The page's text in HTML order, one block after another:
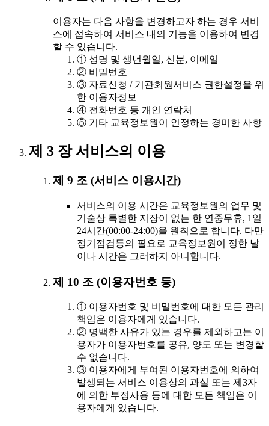
이용자는 다음 사항을 변경하고자 하는 경우 서비
스에 접속하여 서비스 내의 기능을 이용하여 변경
할 수 있습니다.
① 성명 및 생년월일, 신분, 이메일
② 비밀번호
③ 자료신청 / 기관회원서비스 권한설정을 위
한 이용자정보
④ 전화번호 등 개인 연락처
⑤ 기타 교육정보원이 인정하는 경미한 사항
제 3 장 서비스의 이용
제 9 조 (서비스 이용시간)
서비스의 이용 시간은 교육정보원의 업무 및
기술상 특별한 지장이 없는 한 연중무휴, 1일
24시간(00:00-24:00)을 원칙으로 합니다. 다만
정기점검등의 필요로 교육정보원이 정한 날
이나 시간은 그러하지 아니합니다.
제 10 조 (이용자번호 등)
① 이용자번호 및 비밀번호에 대한 모든 관리
책임은 이용자에게 있습니다.
② 명백한 사유가 있는 경우를 제외하고는 이
용자가 이용자번호를 공유, 양도 또는 변경할
수 없습니다.
③ 이용자에게 부여된 이용자번호에 의하여
발생되는 서비스 이용상의 과실 또는 제3자
에 의한 부정사용 등에 대한 모든 책임은 이
용자에게 있습니다.